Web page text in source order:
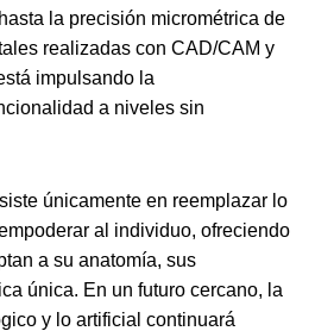
la precisión micrométrica de
realizadas con CAD/CAM y
impulsando la
a niveles sin
únicamente en reemplazar lo
al individuo, ofreciendo
a su anatomía, sus
única. En un futuro cercano, la
y lo artificial continuará